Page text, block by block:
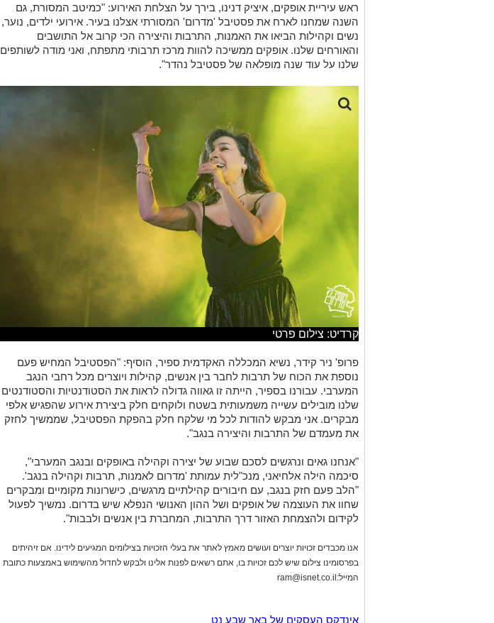
ראש עיריית אופקים, איציק דנינו, בירך על הצלחת האירוע: "כמיטב המסורת, גם
השנה שמחנו לארח את פסטיבל 'מדרום' המסורתי אצלנו בעיר. אירועי ילדים, נוער,
נשים וקהילות הביאו את האמנות, התרבות והיצירה הכי קרוב אל התושבים
והאורחים שלנו. אופקים ממשיכה להוות מרכז תרבותי מתפתח, ואני מודה לשותפים
שלנו על עוד שנה מופלאה של פסטיבל נהדר".
קרדיט: צילום פרטי
פרופ' ניר קידר, נשיא המכללה האקדמית ספיר, הוסיף: "הפסטיבל המחיש פעם
נוספת את הכוח של תרבות לחבר בין אנשים, קהילות ויוצרים מכל רחבי הנגב
המערבי. עבורנו בספיר, הייתה זו גאווה גדולה לראות את הסטודנטיות והסטודנטים
שלנו מובילים עשייה משמעותית בשטח ולוקחים חלק ביצירת אירוע שהפגיש אלפי
מבקרים. אני מבקש להודות לכל מי שלקח חלק בהפקת הפסטיבל, שממשיך לחזק
את מעמדם של התרבות והיצירה בנגב".
"אנחנו גאים ונרגשים לסכם שבוע של יצירה וקהילה באופקים ובנגב המערבי",
סיכמה הילה אלחיאני, מנכ"לית עמותת 'מדרום לאמנות, תרבות וקהילה בנגב'.
"הלב פעם חזק בנגב, עם חיבורים קהילתיים מרגשים, כישרונות מקומיים ומבקרים
שחוו את העוצמה של אופקים ושל ההון האנושי הנפלא שיש בדרום. נמשיך לפעול
לקידום ולהצמחת האזור דרך התרבות, המחברת בין אנשים ולבבות".
אנו מכבדים זכויות יוצרים ועושים מאמץ לאתר את בעלי הזכויות בצילומים המגיעים לידינו. אם זיהיתים
בפרסומינו צילום שיש לכם זכויות בו, אתם רשאים לפנות אלינו ולבקש לחדול מהשימוש באמצעות כתובת
המייל: ram@isnet.co.il
אינדקס העסקים של באר שבע נט